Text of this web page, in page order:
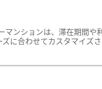
ンションは、滞在期間や
に合わせてカスタマイズ